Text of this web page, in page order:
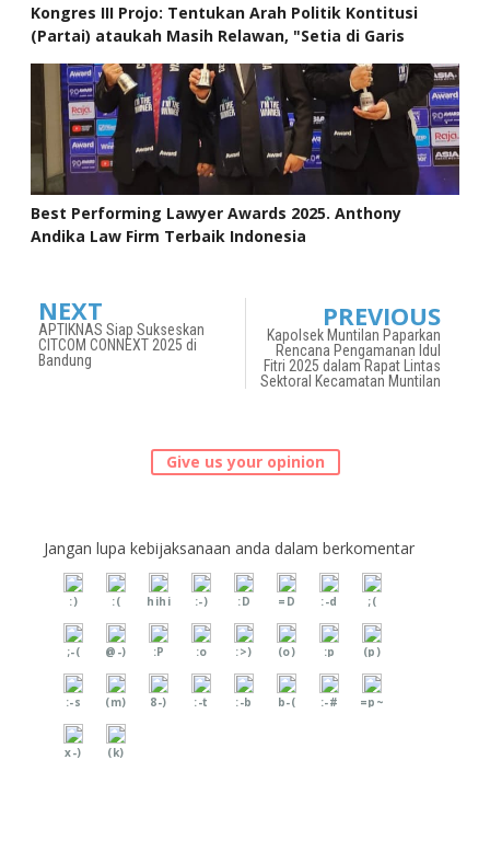
Kongres III Projo: Tentukan Arah Politik Kontitusi
(Partai) ataukah Masih Relawan, "Setia di Garis
Rakyat"
Best Performing Lawyer Awards 2025. Anthony
Andika Law Firm Terbaik Indonesia
NEXT
APTIKNAS Siap Sukseskan
CITCOM CONNEXT 2025 di
Bandung
PREVIOUS
Kapolsek Muntilan Paparkan
Rencana Pengamanan Idul
Fitri 2025 dalam Rapat Lintas
Sektoral Kecamatan Muntilan
Give us your opinion
Jangan lupa kebijaksanaan anda dalam berkomentar
:) :( hihi :-) :D =D :-d ;(
;-( @-) :P :o :>) (o) :p (p)
:-s (m) 8-) :-t :-b b-( :-# =p~
x-) (k)